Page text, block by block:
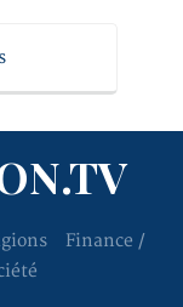
Finance /